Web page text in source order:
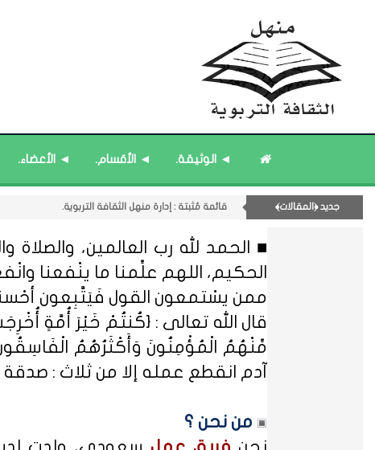
◄ الوثيقة. ◄ الأقسام. ◄ الأعضاء.
جديد ﴿المقالات﴾
قائمة مُثبتة : إدارة منهل الثقافة التربوية.
11- القسم الحادي عشر : ﴿اللقاءات الشخصية - الثقافة المتسلسلة﴾.
قائمة مُحدَّثة : من ﴿جديد﴾ المشاركات.
قائمة مُحدَّثة : حديث الساعة.
قائمة مُثبتة : مشرف منهل الثقافة التربوية.
■ الحمد لله رب العالمين، والصلاة
الحكيم، اللهم علِّمنا ما ينْفعنا
ممن يسْتمعون القول فَيَتَّبِعون
قال الله تعالى : {كُنتُمْ خَيْرَ أُمَّةٍ
آدم انقطع عمله إلا من ثلاث : صدقة
من نحن ؟